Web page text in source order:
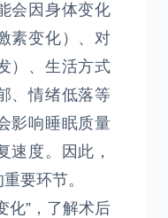
会因身体变化
素变化）、对
）、生活方式
、情绪低落等
影响睡眠质量
速度。因此，
要环节。
化”，了解术后